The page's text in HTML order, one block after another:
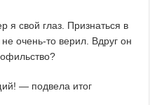
свой глаз. Признаться в
очень-то верил. Вдруг он
— подвела итог